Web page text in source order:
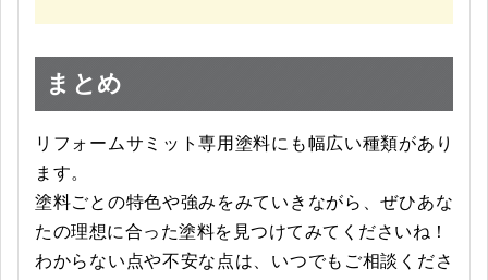
まとめ
リフォームサミット専用塗料にも幅広い種類があり
ます。
塗料ごとの特色や強みをみていきながら、ぜひあな
たの理想に合った塗料を見つけてみてくださいね！
わからない点や不安な点は、いつでもご相談くださ